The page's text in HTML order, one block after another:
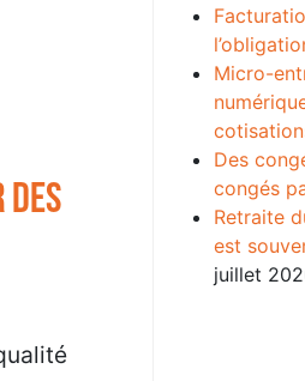
Micro-
Des
congés
Retraite
est
juillet